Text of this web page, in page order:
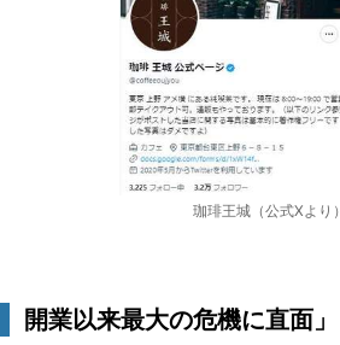
珈琲王城（公式Xより）
開業以来最大の危機に直面」